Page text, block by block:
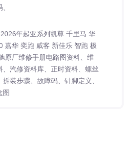
年起亚系列凯尊 千里马 华
嘉华 奕跑 威客 新佳乐 智跑 极
原厂维修手册电路图资料、维
、汽修资料库、正时资料、螺丝
拆装步骤、故障码、针脚定义、
图